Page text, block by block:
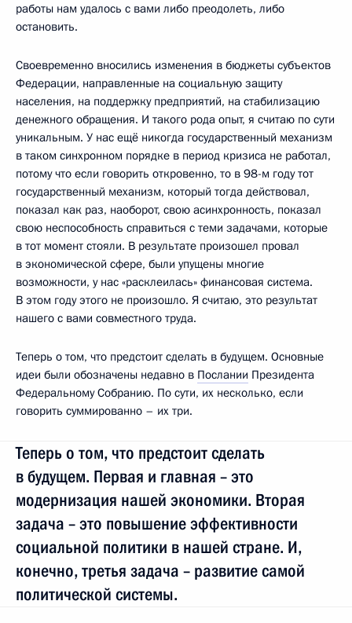
работы нам удалось с вами либо преодолеть, либо
остановить.
Своевременно вносились изменения в бюджеты субъектов
Федерации, направленные на социальную защиту
населения, на поддержку предприятий, на стабилизацию
денежного обращения. И такого рода опыт, я считаю по сути
уникальным. У нас ещё никогда государственный механизм
в таком синхронном порядке в период кризиса не работал,
потому что если говорить откровенно, то в 98-м году тот
государственный механизм, который тогда действовал,
показал как раз, наоборот, свою асинхронность, показал
свою неспособность справиться с теми задачами, которые
в тот момент стояли. В результате произошел провал
в экономической сфере, были упущены многие
возможности, у нас «расклеилась» финансовая система.
В этом году этого не произошло. Я считаю, это результат
нашего с вами совместного труда.
Теперь о том, что предстоит сделать в будущем. Основные
идеи были обозначены недавно в Послании Президента
Федеральному Собранию. По сути, их несколько, если
говорить суммированно – их три.
Теперь о том, что предстоит сделать
в будущем. Первая и главная – это
модернизация нашей экономики. Вторая
задача – это повышение эффективности
социальной политики в нашей стране. И,
конечно, третья задача – развитие самой
политической системы.